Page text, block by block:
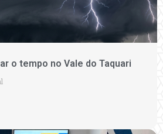
o tempo no Vale do Taquari